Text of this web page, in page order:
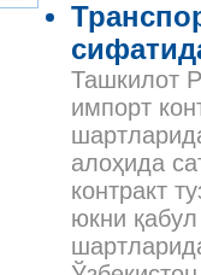
Ташкилот
импорт
алоҳида
контракт
юкни